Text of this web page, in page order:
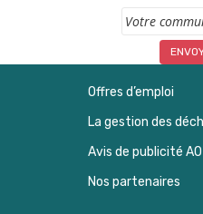
Commune
Offres d’emploi
La gestion des
Avis de publicité
Nos partenaires